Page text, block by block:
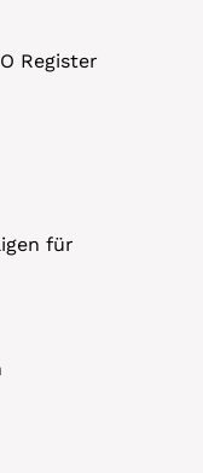
Register
für